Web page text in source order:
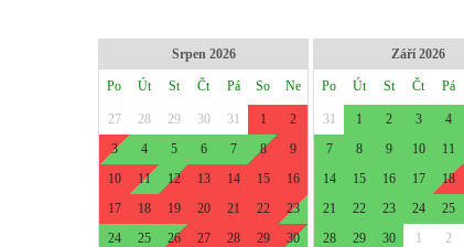
Srpen 2026
Po Út St Čt Pá So Ne
27 28 29 30 31 1
2
3
4 5 6 7 8
9
10
11 12 13 14 15
16
17
18 19 20 21 22
23
24
25 26 27 28 29
30
Září 2026
Po Út St Čt Pá
31 1 2 3 4
7
8 9 10 11
14
15 16 17 18
21
22 23 24 25
28
29 30 1 2